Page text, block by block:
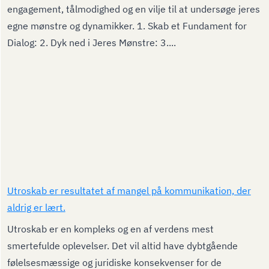
engagement, tålmodighed og en vilje til at undersøge jeres
egne mønstre og dynamikker. 1. Skab et Fundament for
Dialog: 2. Dyk ned i Jeres Mønstre: 3....
Utroskab er resultatet af mangel på kommunikation, der
aldrig er lært.
Utroskab er en kompleks og en af verdens mest
smertefulde oplevelser. Det vil altid have dybtgående
følelsesmæssige og juridiske konsekvenser for de